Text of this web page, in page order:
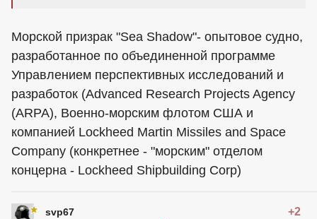
Морской призрак "Sea Shadow"- опытовое судно,
разработанное по объединенной программе
Управлением перспективных исследований и
разработок (Advanced Research Projects Agency
(ARPA), Военно-морским флотом США и
компанией Lockheed Martin Missiles and Space
Company (конкретнее - "морским" отделом
концерна - Lockheed Shipbuilding Corp)
svp67 +2